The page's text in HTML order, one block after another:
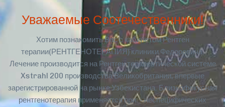
Уважаемые Соотечественники!
Хотим познакомить Вас с кабинетом Рентген
терапии(РЕНТГЕНОТЕРАПИЯ) клиники Федоровича.
Лечение производится на Рентген терапевтической системе
Xstrahl 200 производства Великобритании, впервые
зарегистрированной на рынке Узбекистана. Близкофокусная
рентгенотерапия применяется при: - неспецифических